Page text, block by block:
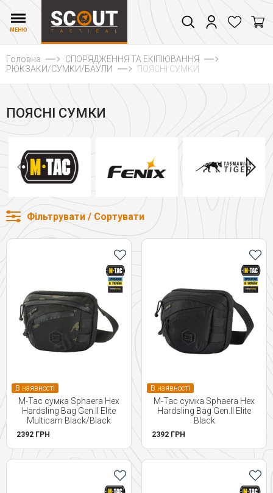
МЕНЮ
Головна
СПОРЯДЖЕННЯ ТА ЕКІПІЮВАННЯ
РЮКЗАКИ/СУМКИ/БАУЛИ
ПОЯСНІ СУМКИ
ПОЯСНІ СУМКИ
Фільтрувати / Сортувати
В наявності
M-Tac сумка Sphaera Hex
Hardsling Bag Gen.II Elite
Multicam Black/Black
2392 ГРН
В наявності
M-Tac сумка Sphaera Hex
Hardsling Bag Gen.II Elite
Black
2392 ГРН